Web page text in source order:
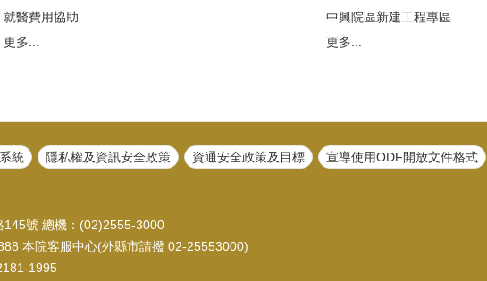
就醫費用協助
更多...
中興院區新建工程專區
更多...
統 隱私權及資訊安全政策 資通安全政策及目標 宣導使用ODF開放文件格式
號 總機：(02)2555-3000
本院客服中心(外縣市請撥 02-25553000)
1995